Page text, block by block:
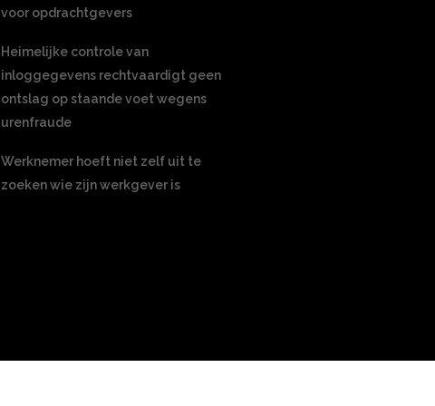
voor opdrachtgevers
Heimelijke controle van
inloggegevens rechtvaardigt geen
ontslag op staande voet wegens
urenfraude
Werknemer hoeft niet zelf uit te
zoeken wie zijn werkgever is